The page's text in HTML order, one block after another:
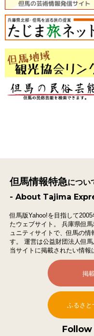
但馬情報特急につい
- About Tajima
但馬版Yahoo!を目指して
たウェブサイト。
兵庫県但
ュニティサイトで、但馬の情
す。
運営は公益財団法人但
当サイトに掲載されたい情報
掲
ふるさと
Follow